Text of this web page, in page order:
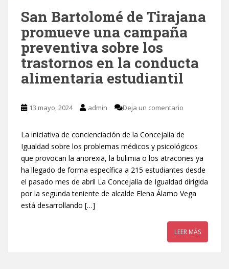
San Bartolomé de Tirajana
promueve una campaña
preventiva sobre los
trastornos en la conducta
alimentaria estudiantil
13 mayo, 2024 admin Deja un comentario
La iniciativa de concienciación de la Concejalía de
Igualdad sobre los problemas médicos y psicológicos
que provocan la anorexia, la bulimia o los atracones ya
ha llegado de forma específica a 215 estudiantes desde
el pasado mes de abril La Concejalía de Igualdad dirigida
por la segunda teniente de alcalde Elena Álamo Vega
está desarrollando […]
LEER MÁS